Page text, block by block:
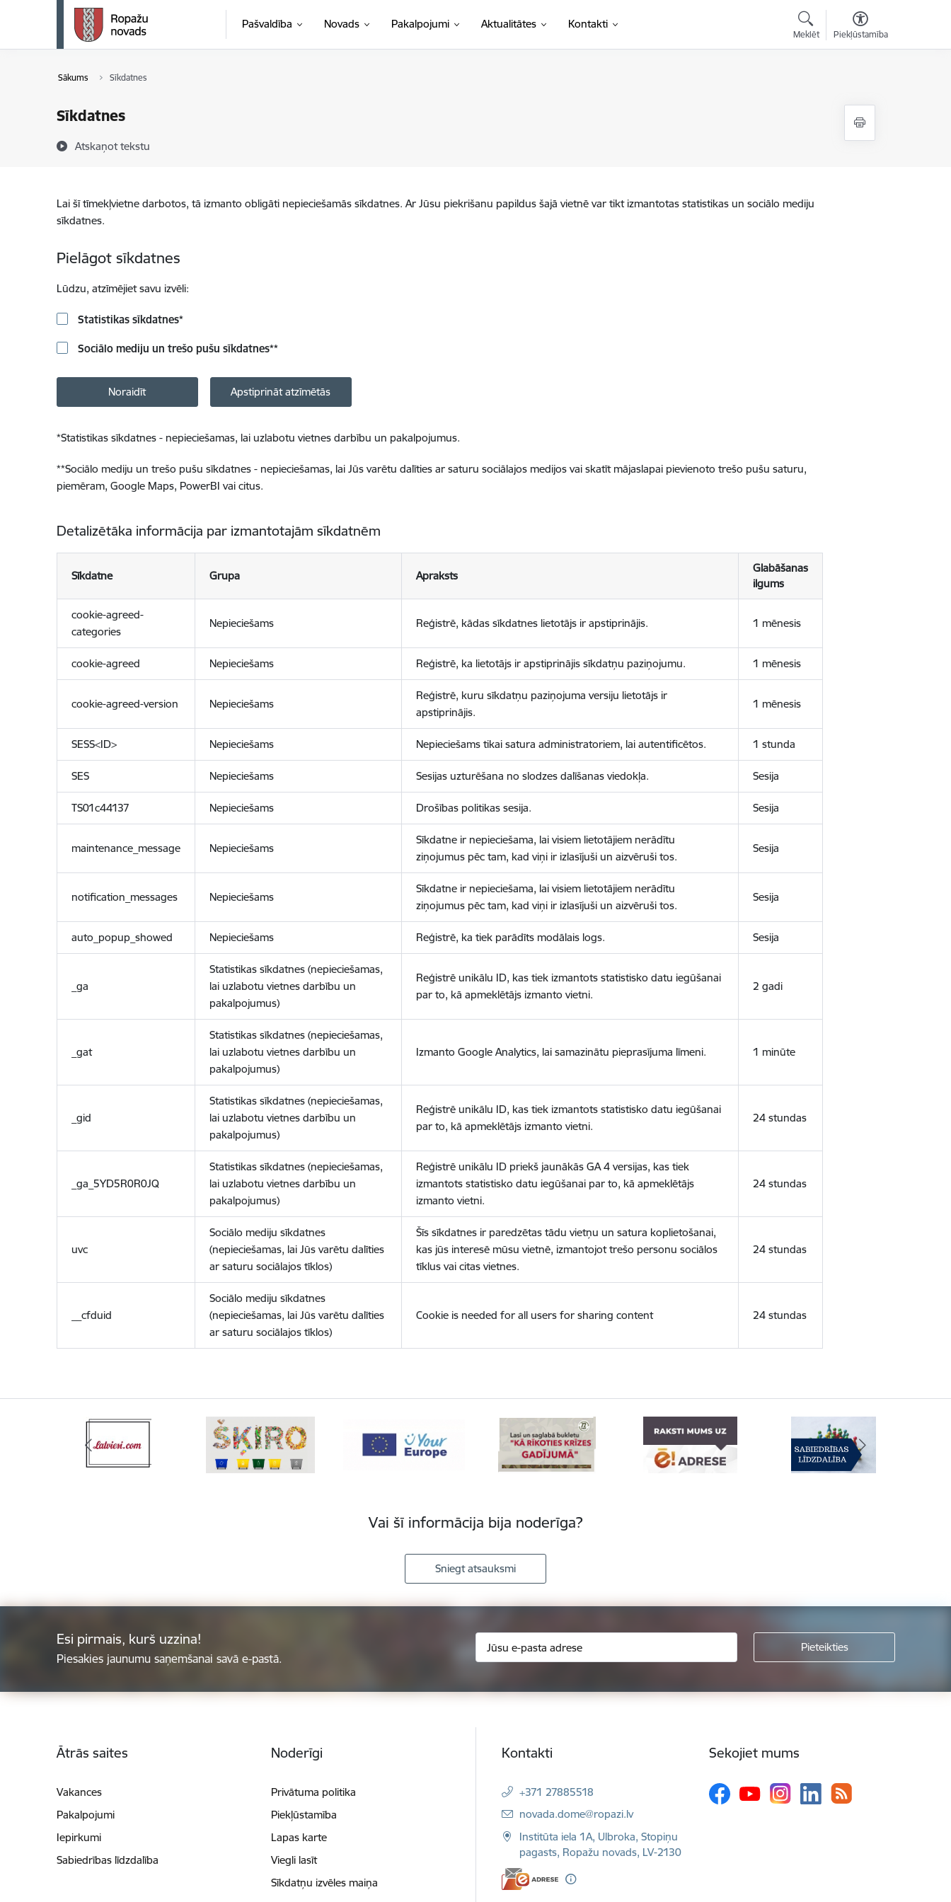
Pāriet uz lapas saturu
Pašvaldība Novads Pakalpojumi Aktualitātes Kontakti
Meklēt Piekļūstamība
Sākums Sīkdatnes
Sīkdatnes
Atskaņot tekstu
Lai šī tīmekļvietne darbotos, tā izmanto obligāti nepieciešamās sīkdatnes. Ar Jūsu piekrišanu papildus šajā vietnē var tikt izmantotas statistikas un sociālo mediju
sīkdatnes.
Pielāgot sīkdatnes
Lūdzu, atzīmējiet savu izvēli:
Statistikas sīkdatnes*
Sociālo mediju un trešo pušu sīkdatnes**
Noraidīt Apstiprināt atzīmētās
*Statistikas sīkdatnes - nepieciešamas, lai uzlabotu vietnes darbību un pakalpojumus.
**Sociālo mediju un trešo pušu sīkdatnes - nepieciešamas, lai Jūs varētu dalīties ar saturu sociālajos medijos vai skatīt mājaslapai pievienoto trešo pušu saturu,
piemēram, Google Maps, PowerBI vai citus.
Detalizētāka informācija par izmantotajām sīkdatnēm
Sīkdatne Grupa Apraksts
Glabāšanas
ilgums
cookie-agreed-
categories
Nepieciešams Reģistrē, kādas sīkdatnes lietotājs ir apstiprinājis. 1 mēnesis
cookie-agreed Nepieciešams Reģistrē, ka lietotājs ir apstiprinājis sīkdatņu paziņojumu. 1 mēnesis
cookie-agreed-version Nepieciešams
Reģistrē, kuru sīkdatņu paziņojuma versiju lietotājs ir
apstiprinājis.
1 mēnesis
SESS<ID> Nepieciešams Nepieciešams tikai satura administratoriem, lai autentificētos. 1 stunda
SES Nepieciešams Sesijas uzturēšana no slodzes dalīšanas viedokļa. Sesija
TS01c44137 Nepieciešams Drošības politikas sesija. Sesija
maintenance_message Nepieciešams
Sīkdatne ir nepieciešama, lai visiem lietotājiem nerādītu
ziņojumus pēc tam, kad viņi ir izlasījuši un aizvēruši tos.
Sesija
notification_messages Nepieciešams
Sīkdatne ir nepieciešama, lai visiem lietotājiem nerādītu
ziņojumus pēc tam, kad viņi ir izlasījuši un aizvēruši tos.
Sesija
auto_popup_showed Nepieciešams Reģistrē, ka tiek parādīts modālais logs. Sesija
_ga
Statistikas sīkdatnes (nepieciešamas,
lai uzlabotu vietnes darbību un
pakalpojumus)
Reģistrē unikālu ID, kas tiek izmantots statistisko datu iegūšanai
par to, kā apmeklētājs izmanto vietni.
2 gadi
_gat
Statistikas sīkdatnes (nepieciešamas,
lai uzlabotu vietnes darbību un
pakalpojumus)
Izmanto Google Analytics, lai samazinātu pieprasījuma līmeni. 1 minūte
_gid
Statistikas sīkdatnes (nepieciešamas,
lai uzlabotu vietnes darbību un
pakalpojumus)
Reģistrē unikālu ID, kas tiek izmantots statistisko datu iegūšanai
par to, kā apmeklētājs izmanto vietni.
24 stundas
_ga_5YD5R0R0JQ
Statistikas sīkdatnes (nepieciešamas,
lai uzlabotu vietnes darbību un
pakalpojumus)
Reģistrē unikālu ID priekš jaunākās GA 4 versijas, kas tiek
izmantots statistisko datu iegūšanai par to, kā apmeklētājs
izmanto vietni.
24 stundas
uvc
Sociālo mediju sīkdatnes
(nepieciešamas, lai Jūs varētu dalīties
ar saturu sociālajos tīklos)
Šīs sīkdatnes ir paredzētas tādu vietņu un satura koplietošanai,
kas jūs interesē mūsu vietnē, izmantojot trešo personu sociālos
tīklus vai citas vietnes.
24 stundas
__cfduid
Sociālo mediju sīkdatnes
(nepieciešamas, lai Jūs varētu dalīties
ar saturu sociālajos tīklos)
Cookie is needed for all users for sharing content 24 stundas
Vai šī informācija bija noderīga?
Sniegt atsauksmi
Esi pirmais, kurš uzzina!
Piesakies jaunumu saņemšanai savā e-pastā.
Ātrās saites
Vakances
Pakalpojumi
Iepirkumi
Sabiedrības līdzdalība
Noderīgi
Privātuma politika
Piekļūstamība
Lapas karte
Viegli lasīt
Sīkdatņu izvēles maiņa
Kontakti
+371 27885518
E-pasts:
novada.dome@ropazi.lv
Institūta iela 1A, Ulbroka, Stopiņu
pagasts, Ropažu novads, LV-2130
Sekojiet mums